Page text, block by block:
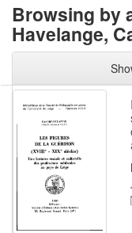
Browsing by
Havelange,